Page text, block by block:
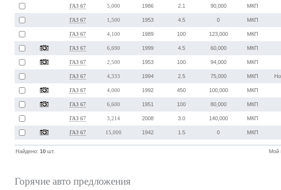
ГАЗ 67 5,000 1986 2.1 90,000 МКП
ГАЗ 67 1,500 1953 4.5 0 МКП
ГАЗ 67 4,100 1989 100 123,000 МКП
ГАЗ 67 6,690 1999 4.5 60,000 МКП
ГАЗ 67 2,500 1953 100 94,000 МКП
ГАЗ 67 4,333 1994 2.5 75,000 МКП
ГАЗ 67 4,000 1992 450 100,000 МКП
ГАЗ 67 6,600 1951 100 80,000 МКП
ГАЗ 67 3,214 2008 3.0 140,000 МКП
ГАЗ 67 15,000 1942 1.5 0 МКП
Найдено:10 шт. Мой
Горячие авто предложения